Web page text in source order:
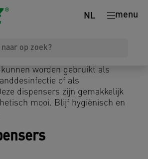
menu
NL
worden gebruikt als
of als
dispensers zijn gemakkelijk
mooi. Blijf hygiënisch en